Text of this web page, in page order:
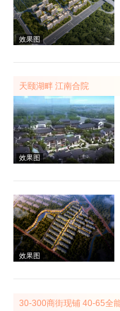
效果图
效果图
天颐湖畔 江南合院
30-300商街现铺 40-65全